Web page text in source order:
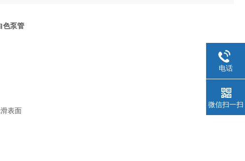
色泵管
表面
电话
微信扫一扫